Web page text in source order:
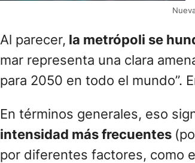
Al parecer, la metrópoli se
mar representa una clara
para 2050 en todo el mundo”.
En términos generales, eso
intensidad más frecuentes
por diferentes factores, como